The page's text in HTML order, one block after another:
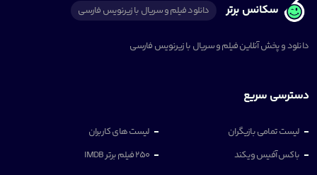
سکانس برتر دانلود فیلم و سریال با زیرنویس فارسی
دانلود و پخش آنلاین فیلم و سریال با زیرنویس فارسی
دسترسی سریع
لیست تمامی بازیگران
لیست های کاربران
باکس آفیس ویکند
250 فیلم برتر IMDB